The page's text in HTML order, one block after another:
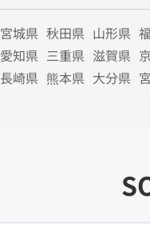
宮城県 秋田県 山形県
愛知県 三重県 滋賀県
長崎県 熊本県 大分県